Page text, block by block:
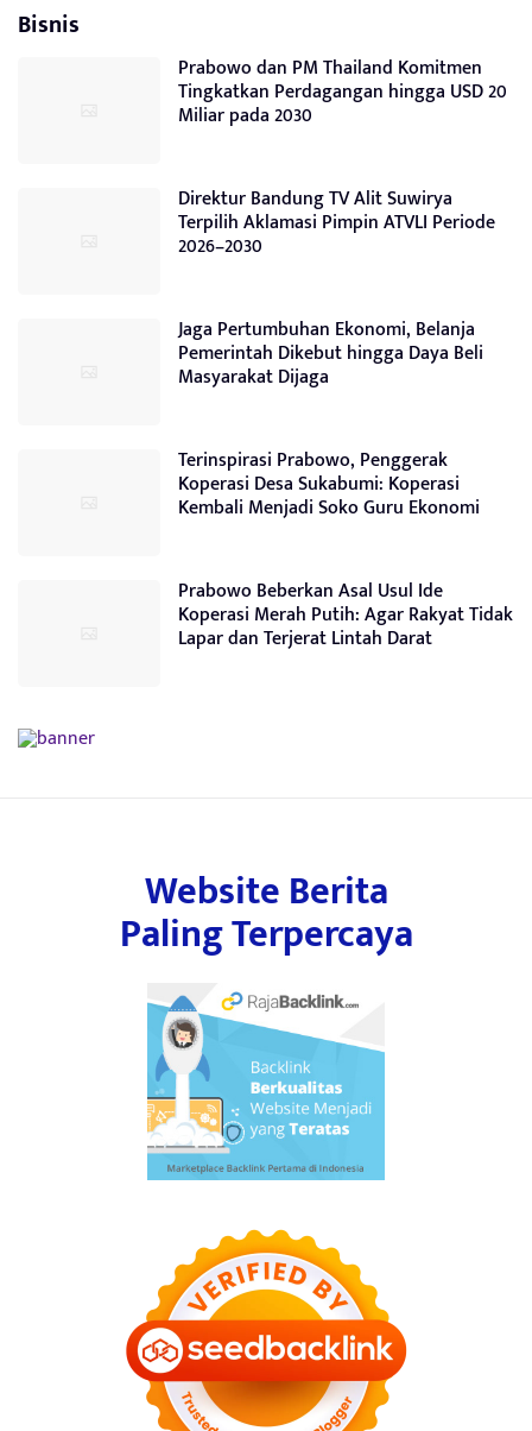
Bisnis
Prabowo dan PM Thailand Komitmen
Tingkatkan Perdagangan hingga USD 20
Miliar pada 2030
Direktur Bandung TV Alit Suwirya
Terpilih Aklamasi Pimpin ATVLI Periode
2026–2030
Jaga Pertumbuhan Ekonomi, Belanja
Pemerintah Dikebut hingga Daya Beli
Masyarakat Dijaga
Terinspirasi Prabowo, Penggerak
Koperasi Desa Sukabumi: Koperasi
Kembali Menjadi Soko Guru Ekonomi
Prabowo Beberkan Asal Usul Ide
Koperasi Merah Putih: Agar Rakyat Tidak
Lapar dan Terjerat Lintah Darat
Website Berita
Paling Terpercaya